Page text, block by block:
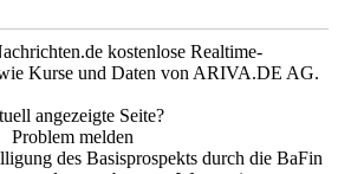
kostenlose Realtime-
Kurse und Daten von ARIVA.DE AG.
angezeigte Seite?
Problem melden
des Basisprospekts durch die BaFin